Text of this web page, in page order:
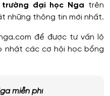
đại học Nga trên
những thông tin mới nhất.
để được tư vấn lộ
nhật các cơ hội học bổng
miễn phí